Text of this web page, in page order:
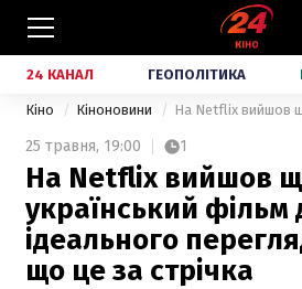
24 КАНАЛ ГЕОПОЛІТИКА
Кіно Кіноновини
25 травня, 19:00 1
На Netflix вийшов
український фільм
ідеального
що це за стрічка